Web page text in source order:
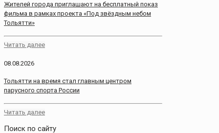
Жителей города приглашают на бесплатный показ
фильма в рамках проекта «Под звёздным небом
Тольятти»
Читать далее
08.08.2026
Тольятти на время стал главным центром
парусного спорта России
Читать далее
Поиск по сайту